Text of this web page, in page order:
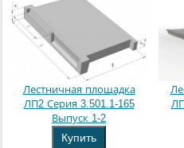
Лестничная площадка
ЛП2 Серия 3.501.1-165
Выпуск 1-2
Купить